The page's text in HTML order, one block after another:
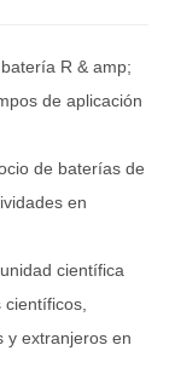
R & amp;
de aplicación
de baterías de
en
científica
y extranjeros en